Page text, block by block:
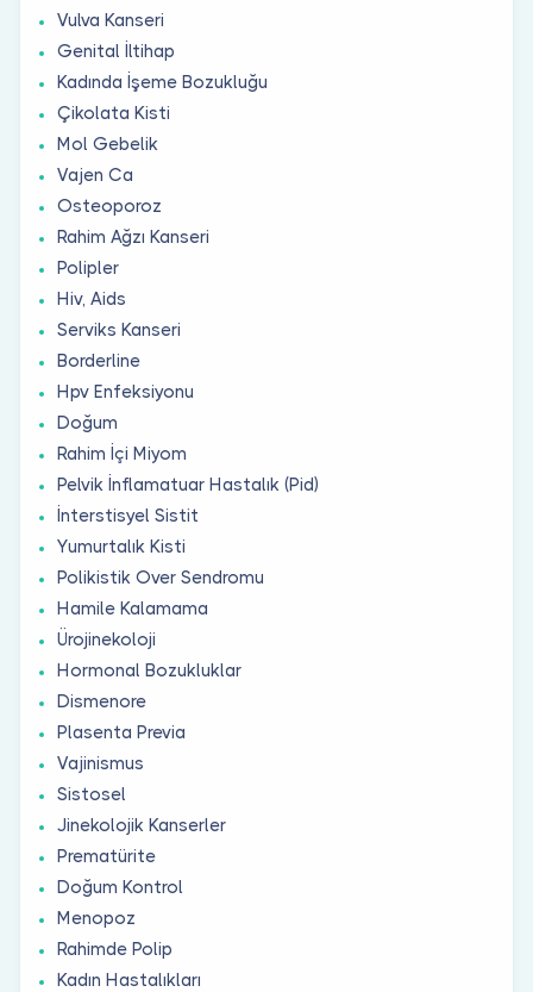
Vulva Kanseri
Genital İltihap
Kadında İşeme Bozukluğu
Çikolata Kisti
Mol Gebelik
Vajen Ca
Osteoporoz
Rahim Ağzı Kanseri
Polipler
Hiv, Aids
Serviks Kanseri
Borderline
Hpv Enfeksiyonu
Doğum
Rahim İçi Miyom
Pelvik İnflamatuar Hastalık (Pid)
İnterstisyel Sistit
Yumurtalık Kisti
Polikistik Over Sendromu
Hamile Kalamama
Ürojinekoloji
Hormonal Bozukluklar
Dismenore
Plasenta Previa
Vajinismus
Sistosel
Jinekolojik Kanserler
Prematürite
Doğum Kontrol
Menopoz
Rahimde Polip
Kadın Hastalıkları